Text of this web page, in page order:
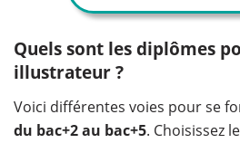
Quels sont les diplômes
illustrateur ?
Voici différentes voies pour se
du bac+2 au bac+5. Choisissez